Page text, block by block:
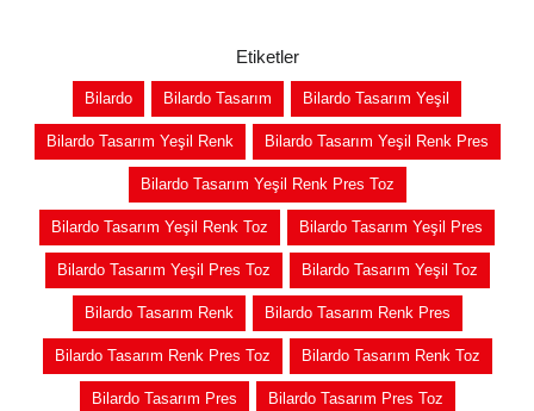
Etiketler
Bilardo Bilardo Tasarım Bilardo Tasarım Yeşil
Bilardo Tasarım Yeşil Renk Bilardo Tasarım Yeşil Renk Pres
Bilardo Tasarım Yeşil Renk Pres Toz
Bilardo Tasarım Yeşil Renk Toz Bilardo Tasarım Yeşil Pres
Bilardo Tasarım Yeşil Pres Toz Bilardo Tasarım Yeşil Toz
Bilardo Tasarım Renk Bilardo Tasarım Renk Pres
Bilardo Tasarım Renk Pres Toz Bilardo Tasarım Renk Toz
Bilardo Tasarım Pres Bilardo Tasarım Pres Toz